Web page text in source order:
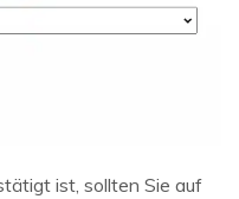
ist, sollten Sie auf